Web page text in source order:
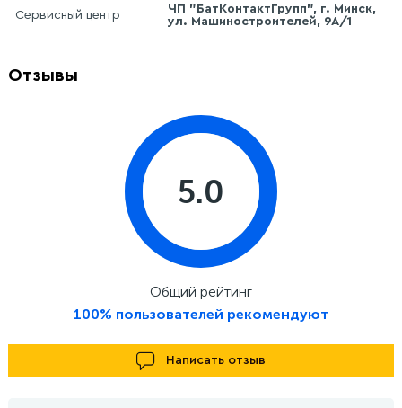
Сервисный центр
ЧП "БатКонтактГрупп", г. Минск,
ул. Машиностроителей, 9А/1
Отзывы
5.0
Общий рейтинг
100% пользователей рекомендуют
Написать отзыв